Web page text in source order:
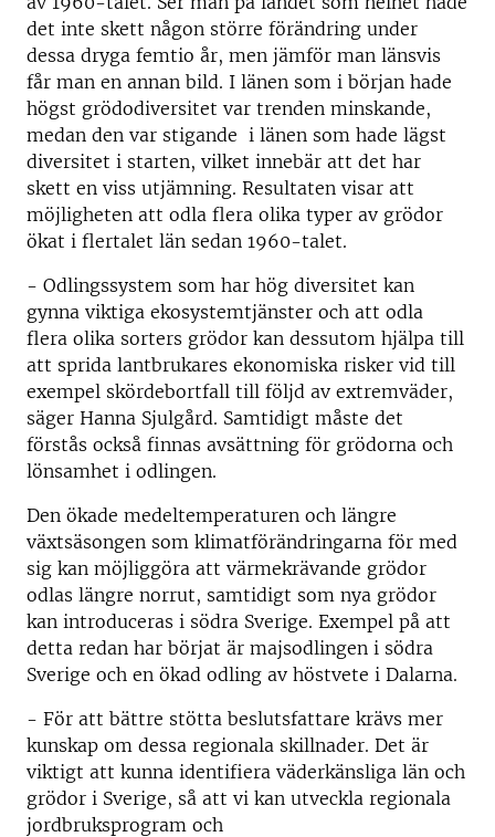
det inte skett någon större förändring under
dessa dryga femtio år, men jämför man länsvis
får man en annan bild. I länen som i början hade
högst grödodiversitet var trenden minskande,
medan den var stigande i länen som hade lägst
diversitet i starten, vilket innebär att det har
skett en viss utjämning. Resultaten visar att
möjligheten att odla flera olika typer av grödor
ökat i flertalet län sedan 1960-talet.
- Odlingssystem som har hög diversitet kan
gynna viktiga ekosystemtjänster och att odla
flera olika sorters grödor kan dessutom hjälpa till
att sprida lantbrukares ekonomiska risker vid till
exempel skördebortfall till följd av extremväder,
säger Hanna Sjulgård. Samtidigt måste det
förstås också finnas avsättning för grödorna och
lönsamhet i odlingen.
Den ökade medeltemperaturen och längre
växtsäsongen som klimatförändringarna för med
sig kan möjliggöra att värmekrävande grödor
odlas längre norrut, samtidigt som nya grödor
kan introduceras i södra Sverige. Exempel på att
detta redan har börjat är majsodlingen i södra
Sverige och en ökad odling av höstvete i Dalarna.
- För att bättre stötta beslutsfattare krävs mer
kunskap om dessa regionala skillnader. Det är
viktigt att kunna identifiera väderkänsliga län och
grödor i Sverige, så att vi kan utveckla regionala
jordbruksprogram och